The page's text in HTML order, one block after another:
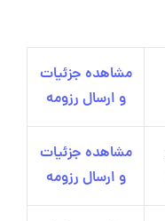
مشاهده جزئیات
و ارسال رزومه
مشاهده جزئیات
و ارسال رزومه